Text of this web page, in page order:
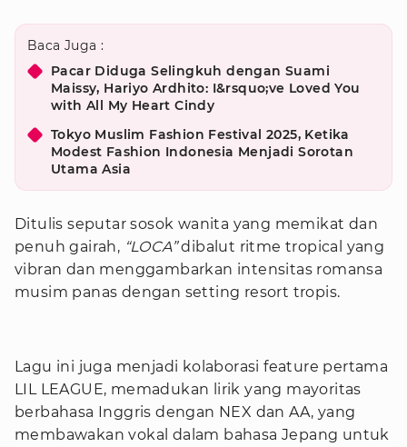
Baca Juga :
Pacar Diduga Selingkuh dengan Suami
Maissy, Hariyo Ardhito: I&rsquo;ve Loved You
with All My Heart Cindy
Tokyo Muslim Fashion Festival 2025, Ketika
Modest Fashion Indonesia Menjadi Sorotan
Utama Asia
Ditulis seputar sosok wanita yang memikat dan
penuh gairah, “LOCA”dibalut ritme tropical yang
vibran dan menggambarkan intensitas romansa
musim panas dengan setting resort tropis.
Lagu ini juga menjadi kolaborasi feature pertama
LIL LEAGUE, memadukan lirik yang mayoritas
berbahasa Inggris dengan NEX dan AA, yang
membawakan vokal dalam bahasa Jepang untuk